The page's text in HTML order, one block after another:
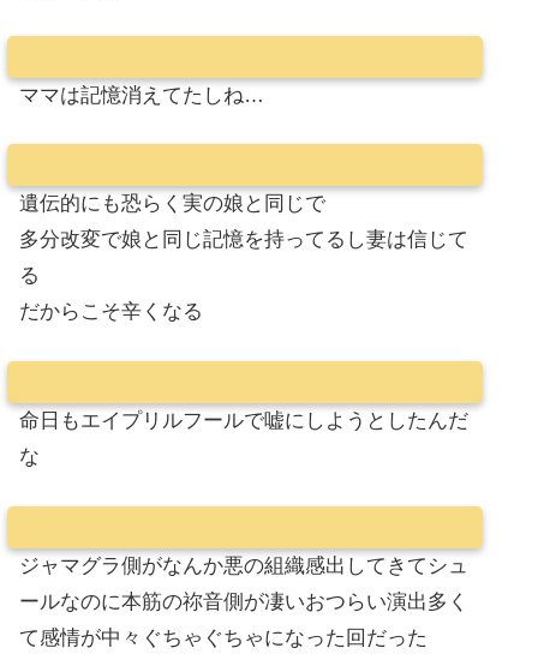
ママは記憶消えてたしね…
遺伝的にも恐らく実の娘と同じで
多分改変で娘と同じ記憶を持ってるし妻は信じて
る
だからこそ辛くなる
命日もエイプリルフールで嘘にしようとしたんだ
な
ジャマグラ側がなんか悪の組織感出してきてシュ
ールなのに本筋の祢音側が凄いおつらい演出多く
て感情が中々ぐちゃぐちゃになった回だった